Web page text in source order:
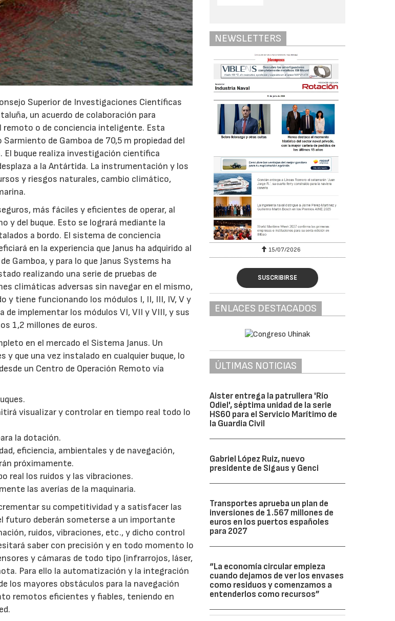
Superior de Investigaciones Científicas
un acuerdo de colaboración para
o de conciencia inteligente. Esta
de Gamboa de 70,5 m propiedad del
El buque realiza investigación científica
a la Antártida. La instrumentación y los
y riesgos naturales, cambio climático,
más fáciles y eficientes de operar, al
y del buque. Esto se logrará mediante la
a bordo. El sistema de conciencia
en la experiencia que Janus ha adquirido al
Gamboa, y para lo que Janus Systems ha
realizando una serie de pruebas de
climáticas adversas sin navegar en el mismo,
tiene funcionando los módulos I, II, III, IV, V y
implementar los módulos VI, VII y VIII, y sus
1,2 millones de euros.
en el mercado el Sistema Janus. Un
que una vez instalado en cualquier buque, lo
un Centro de Operación Remoto vía
visualizar y controlar en tiempo real todo lo
la dotación.
eficiencia, ambientales y de navegación,
próximamente.
real los ruidos y las vibraciones.
las averías de la maquinaria.
su competitividad y a satisfacer las
futuro deberán someterse a un importante
ruidos, vibraciones, etc., y dicho control
saber con precisión y en todo momento lo
y cámaras de todo tipo (infrarrojos, láser,
Para ello la automatización y la integración
los mayores obstáculos para la navegación
remotos eficientes y fiables, teniendo en
NEWSLETTERS
07/2026 29/07/2026 15/07/2026
SUSCRIBIRSE
ENLACES DESTACADOS
ÚLTIMAS NOTICIAS
Aister entrega la patrullera 'Río
Odiel', séptima unidad de la serie
HS60 para el Servicio Marítimo de
la Guardia Civil
Gabriel López Ruiz, nuevo
presidente de Sigaus y Genci
Transportes aprueba un plan de
inversiones de 1.567 millones de
euros en los puertos españoles
para 2027
“La economía circular empieza
cuando dejamos de ver los envases
como residuos y comenzamos a
entenderlos como recursos”